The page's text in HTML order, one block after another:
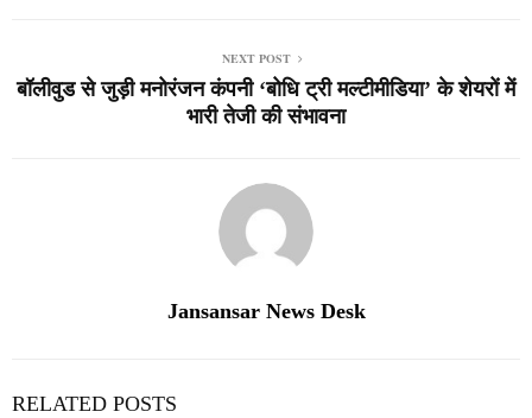
NEXT POST
बॉलीवुड से जुड़ी मनोरंजन कंपनी ‘बोधि ट्री मल्टीमीडिया’ के शेयरों में
भारी तेजी की संभावना
Jansansar News Desk
RELATED POSTS